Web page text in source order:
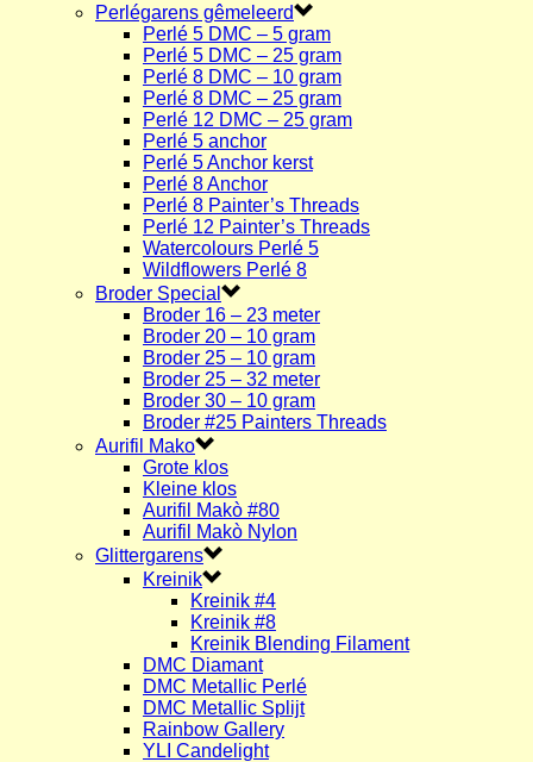
Perlégarens gêmeleerd
Perlé 5 DMC – 5 gram
Perlé 5 DMC – 25 gram
Perlé 8 DMC – 10 gram
Perlé 8 DMC – 25 gram
Perlé 12 DMC – 25 gram
Perlé 5 anchor
Perlé 5 Anchor kerst
Perlé 8 Anchor
Perlé 8 Painter’s Threads
Perlé 12 Painter’s Threads
Watercolours Perlé 5
Wildflowers Perlé 8
Broder Special
Broder 16 – 23 meter
Broder 20 – 10 gram
Broder 25 – 10 gram
Broder 25 – 32 meter
Broder 30 – 10 gram
Broder #25 Painters Threads
Aurifil Mako
Grote klos
Kleine klos
Aurifil Makò #80
Aurifil Makò Nylon
Glittergarens
Kreinik
Kreinik #4
Kreinik #8
Kreinik Blending Filament
DMC Diamant
DMC Metallic Perlé
DMC Metallic Splijt
Rainbow Gallery
YLI Candelight